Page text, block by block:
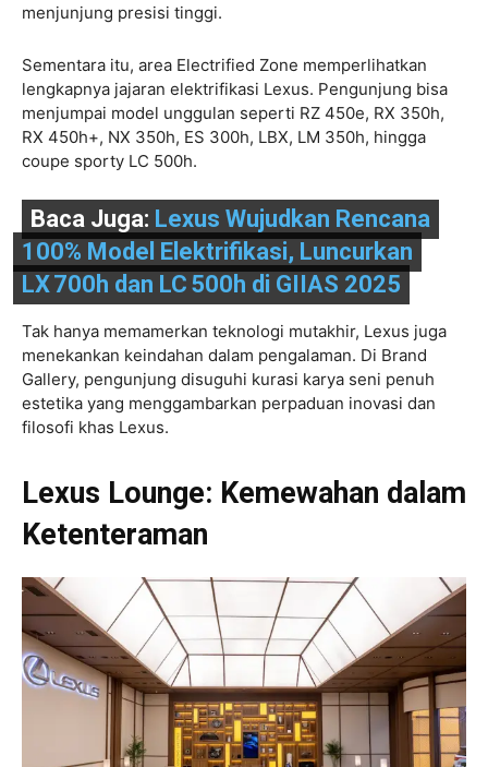
menjunjung presisi tinggi.
Sementara itu, area Electrified Zone memperlihatkan
lengkapnya jajaran elektrifikasi Lexus. Pengunjung bisa
menjumpai model unggulan seperti RZ 450e, RX 350h,
RX 450h+, NX 350h, ES 300h, LBX, LM 350h, hingga
coupe sporty LC 500h.
Baca Juga: Lexus Wujudkan Rencana
100% Model Elektrifikasi, Luncurkan
LX 700h dan LC 500h di GIIAS 2025
Tak hanya memamerkan teknologi mutakhir, Lexus juga
menekankan keindahan dalam pengalaman. Di Brand
Gallery, pengunjung disuguhi kurasi karya seni penuh
estetika yang menggambarkan perpaduan inovasi dan
filosofi khas Lexus.
Lexus Lounge: Kemewahan dalam
Ketenteraman